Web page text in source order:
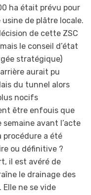
ha était prévu pour
de plâtre locale.
de cette ZSC
le conseil d’état
stratégique)
aurait pu
du tunnel alors
nocifs
être enfouis que
avant l’acte
procédure a été
ou définitive ?
il est avéré de
le drainage des
ne se vide